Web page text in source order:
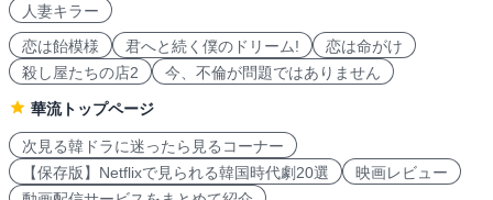
人妻キラー
恋は飴模様
君へと続く僕のドリーム!
恋は命がけ
殺し屋たちの店2
今、不倫が問題ではありません
華流トップページ
次見る韓ドラに迷ったら見るコーナー
【保存版】Netflixで見られる韓国時代劇20選
映画レビュー